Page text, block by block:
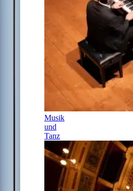
Musik
und
Tanz